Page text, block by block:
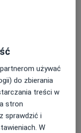
używać
do zbierania
treści w
stron
sprawdzić i
W